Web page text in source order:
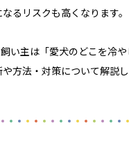
るリスクも高くなります。
い主は「愛犬のどこを冷
方法・対策について解説し